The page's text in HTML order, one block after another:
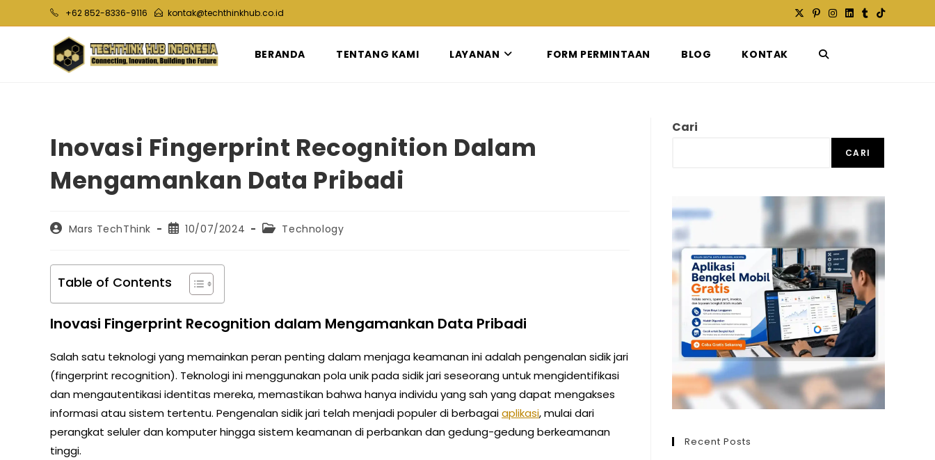
to
+62 852-8336-9116 kontak@techthinkhub.co.id
BERANDA TENTANG KAMI LAYANAN FORM PERMINTAAN BLOG KONTAK TOGGLE
SEARCH
Inovasi Fingerprint Recognition Dalam
Mengamankan Data Pribadi
PostMars TechThink
Post10/07/2024
PostTechnology
Table of Contents
Inovasi Fingerprint Recognition dalam Mengamankan Data Pribadi
Salah satu teknologi yang memainkan peran penting dalam menjaga keamanan ini adalah pengenalan sidik jari
(fingerprint recognition). Teknologi ini menggunakan pola unik pada sidik jari seseorang untuk mengidentifikasi
dan mengautentikasi identitas mereka, memastikan bahwa hanya individu yang sah yang dapat mengakses
informasi atau sistem tertentu. Pengenalan sidik jari telah menjadi populer di berbagaiaplikasi, mulai dari
perangkat seluler dan komputer hingga sistem keamanan di perbankan dan gedung-gedung berkeamanan
tinggi.
Cari
CARI
Recent Posts